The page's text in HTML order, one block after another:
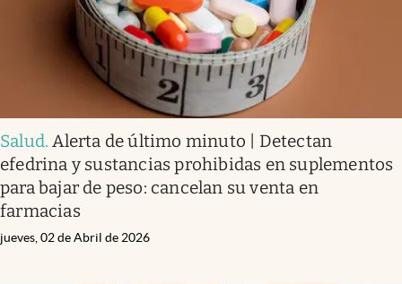
Salud.Alerta de último minuto | Detectan
efedrina y sustancias prohibidas en suplementos
para bajar de peso: cancelan su venta en
farmacias
jueves, 02 de Abril de 2026